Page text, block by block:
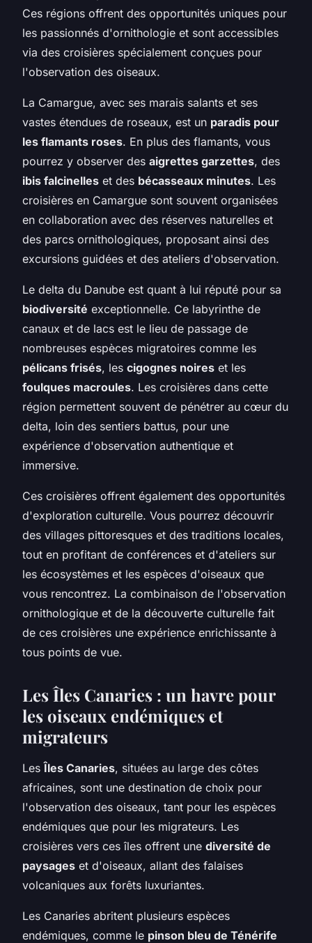
Ces régions offrent des opportunités uniques pour
les passionnés d'ornithologie et sont accessibles
via des croisières spécialement conçues pour
l'observation des oiseaux.
La Camargue, avec ses marais salants et ses
vastes étendues de roseaux, est un paradis pour
les flamants roses. En plus des flamants, vous
pourrez y observer des aigrettes garzettes, des
ibis falcinelles et des bécasseaux minutes. Les
croisières en Camargue sont souvent organisées
en collaboration avec des réserves naturelles et
des parcs ornithologiques, proposant ainsi des
excursions guidées et des ateliers d'observation.
Le delta du Danube est quant à lui réputé pour sa
biodiversité exceptionnelle. Ce labyrinthe de
canaux et de lacs est le lieu de passage de
nombreuses espèces migratoires comme les
pélicans frisés, les cigognes noires et les
foulques macroules. Les croisières dans cette
région permettent souvent de pénétrer au cœur du
delta, loin des sentiers battus, pour une
expérience d'observation authentique et
immersive.
Ces croisières offrent également des opportunités
d'exploration culturelle. Vous pourrez découvrir
des villages pittoresques et des traditions locales,
tout en profitant de conférences et d'ateliers sur
les écosystèmes et les espèces d'oiseaux que
vous rencontrez. La combinaison de l'observation
ornithologique et de la découverte culturelle fait
de ces croisières une expérience enrichissante à
tous points de vue.
Les Îles Canaries : un havre pour
les oiseaux endémiques et
migrateurs
LesÎles Canaries, situées au large des côtes
africaines, sont une destination de choix pour
l'observation des oiseaux, tant pour les espèces
endémiques que pour les migrateurs. Les
croisières vers ces îles offrent une diversité de
paysages et d'oiseaux, allant des falaises
volcaniques aux forêts luxuriantes.
Les Canaries abritent plusieurs espèces
endémiques, comme le pinson bleu de Ténérife